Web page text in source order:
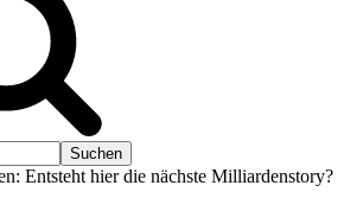
Entsteht hier die nächste Milliardenstory?